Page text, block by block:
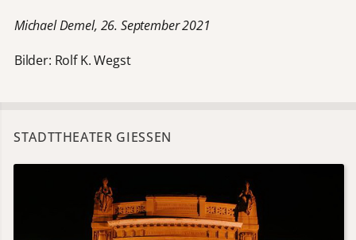
Michael Demel, 26. September 2021
Bilder: Rolf K. Wegst
STADTTHEATER GIESSEN